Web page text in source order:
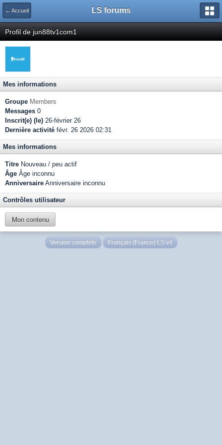
← Accueil LS forums
Profil de jun88tv1com1
Mes informations
Groupe Members
Messages 0
Inscrit(e) (le) 26-février 26
Dernière activité févr. 26 2026 02:31
Mes informations
Titre Nouveau / peu actif
Âge Âge inconnu
Anniversaire Anniversaire inconnu
Contrôles utilisateur
Mon contenu
Version complète Français (France) LS v4